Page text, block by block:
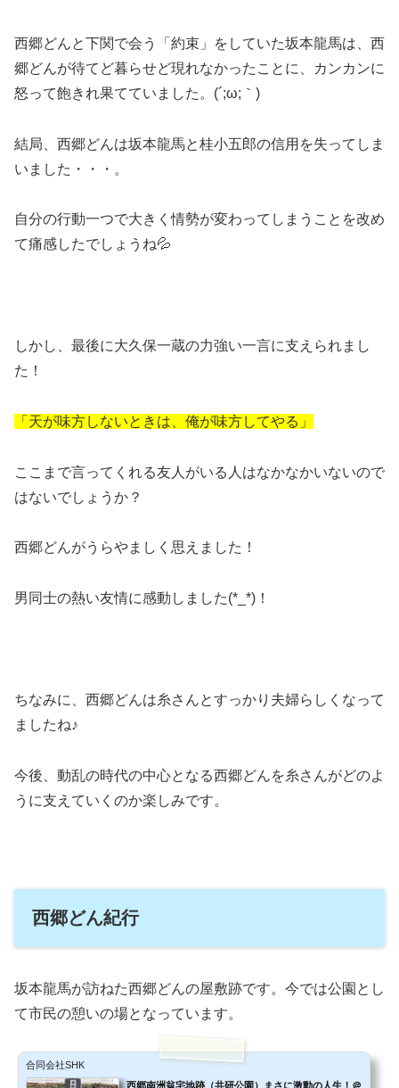
西郷どんと下関で会う「約束」をしていた坂本龍馬は、西
郷どんが待てど暮らせど現れなかったことに、カンカンに
怒って飽きれ果てていました。(´;ω;｀)
結局、西郷どんは坂本龍馬と桂小五郎の信用を失ってしま
いました・・・。
自分の行動一つで大きく情勢が変わってしまうことを改め
て痛感したでしょうね💦
しかし、最後に大久保一蔵の力強い一言に支えられまし
た！
「天が味方しないときは、俺が味方してやる」
ここまで言ってくれる友人がいる人はなかなかいないので
はないでしょうか？
西郷どんがうらやましく思えました！
男同士の熱い友情に感動しました(*_*)！
ちなみに、西郷どんは糸さんとすっかり夫婦らしくなって
ましたね♪
今後、動乱の時代の中心となる西郷どんを糸さんがどのよ
うに支えていくのか楽しみです。
西郷どん紀行
坂本龍馬が訪ねた西郷どんの屋敷跡です。今では公園とし
て市民の憩いの場となっています。
合同会社SHK
西郷南洲翁宅地跡（共研公園）まさに激動の人生！＠